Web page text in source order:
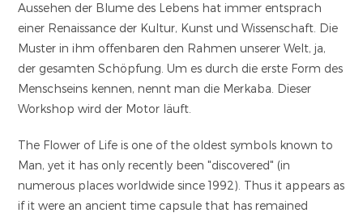
Aussehen der Blume des Lebens hat immer entsprach
einer Renaissance der Kultur, Kunst und Wissenschaft. Die
Muster in ihm offenbaren den Rahmen unserer Welt, ja,
der gesamten Schöpfung. Um es durch die erste Form des
Menschseins kennen, nennt man die Merkaba. Dieser
Workshop wird der Motor läuft.
The Flower of Life is one of the oldest symbols known to
Man, yet it has only recently been "discovered" (in
numerous places worldwide since 1992). Thus it appears as
if it were an ancient time capsule that has remained